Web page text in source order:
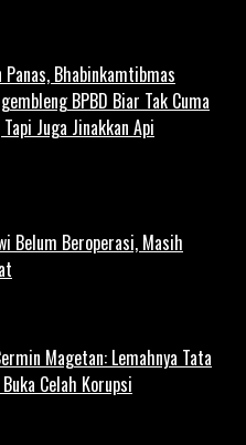
Bhabinkamtibmas
BPBD Biar Tak Cuma
Juga Jinakkan Api
Belum Beroperasi, Masih
Magetan: Lemahnya Tata
Celah Korupsi